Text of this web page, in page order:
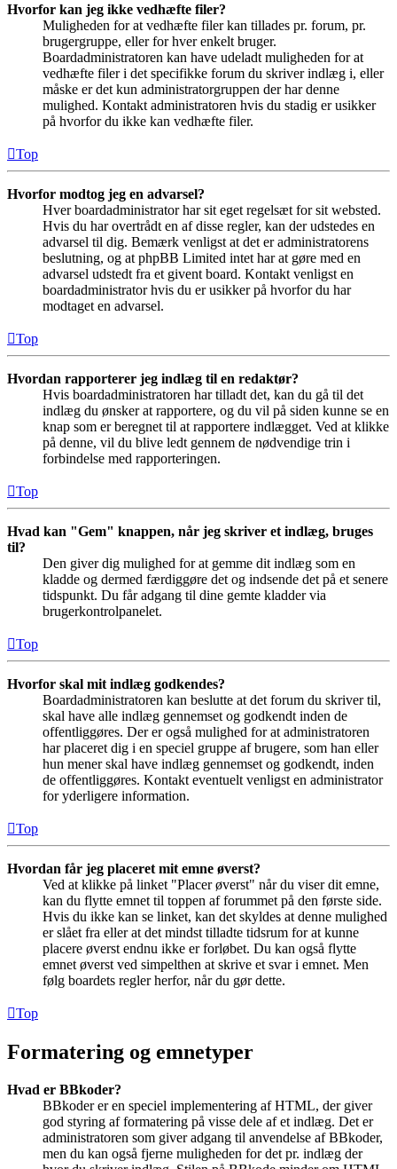
Hvorfor kan jeg ikke vedhæfte filer?
Muligheden for at vedhæfte filer kan tillades pr. forum, pr.
brugergruppe, eller for hver enkelt bruger.
Boardadministratoren kan have udeladt muligheden for at
vedhæfte filer i det specifikke forum du skriver indlæg i, eller
måske er det kun administratorgruppen der har denne
mulighed. Kontakt administratoren hvis du stadig er usikker
på hvorfor du ikke kan vedhæfte filer.
Top
Hvorfor modtog jeg en advarsel?
Hver boardadministrator har sit eget regelsæt for sit websted.
Hvis du har overtrådt en af disse regler, kan der udstedes en
advarsel til dig. Bemærk venligst at det er administratorens
beslutning, og at phpBB Limited intet har at gøre med en
advarsel udstedt fra et givent board. Kontakt venligst en
boardadministrator hvis du er usikker på hvorfor du har
modtaget en advarsel.
Top
Hvordan rapporterer jeg indlæg til en redaktør?
Hvis boardadministratoren har tilladt det, kan du gå til det
indlæg du ønsker at rapportere, og du vil på siden kunne se en
knap som er beregnet til at rapportere indlægget. Ved at klikke
på denne, vil du blive ledt gennem de nødvendige trin i
forbindelse med rapporteringen.
Top
Hvad kan "Gem" knappen, når jeg skriver et indlæg, bruges
til?
Den giver dig mulighed for at gemme dit indlæg som en
kladde og dermed færdiggøre det og indsende det på et senere
tidspunkt. Du får adgang til dine gemte kladder via
brugerkontrolpanelet.
Top
Hvorfor skal mit indlæg godkendes?
Boardadministratoren kan beslutte at det forum du skriver til,
skal have alle indlæg gennemset og godkendt inden de
offentliggøres. Der er også mulighed for at administratoren
har placeret dig i en speciel gruppe af brugere, som han eller
hun mener skal have indlæg gennemset og godkendt, inden
de offentliggøres. Kontakt eventuelt venligst en administrator
for yderligere information.
Top
Hvordan får jeg placeret mit emne øverst?
Ved at klikke på linket "Placer øverst" når du viser dit emne,
kan du flytte emnet til toppen af forummet på den første side.
Hvis du ikke kan se linket, kan det skyldes at denne mulighed
er slået fra eller at det mindst tilladte tidsrum for at kunne
placere øverst endnu ikke er forløbet. Du kan også flytte
emnet øverst ved simpelthen at skrive et svar i emnet. Men
følg boardets regler herfor, når du gør dette.
Top
Formatering og emnetyper
Hvad er BBkoder?
BBkoder er en speciel implementering af HTML, der giver
god styring af formatering på visse dele af et indlæg. Det er
administratoren som giver adgang til anvendelse af BBkoder,
men du kan også fjerne muligheden for det pr. indlæg der